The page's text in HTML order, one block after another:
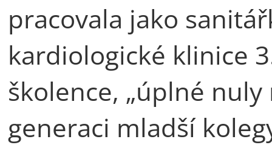
pracovala jako
kardiologické klinice
školence, „úplné
generaci mladší